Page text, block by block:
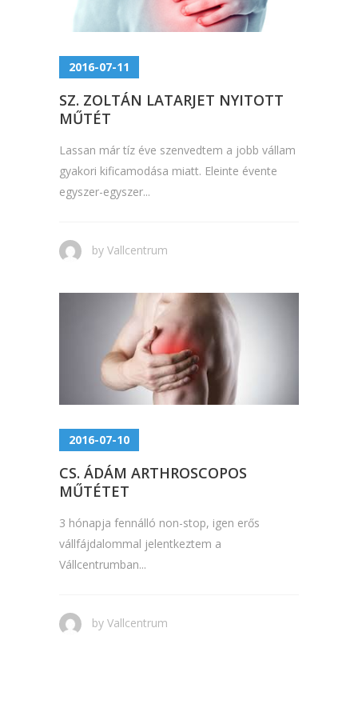
2016-07-11
SZ. ZOLTÁN LATARJET NYITOTT
MŰTÉT
Lassan már tíz éve szenvedtem a jobb vállam
gyakori kificamodása miatt. Eleinte évente
egyszer-egyszer...
by Vallcentrum
2016-07-10
CS. ÁDÁM ARTHROSCOPOS
MŰTÉTET
3 hónapja fennálló non-stop, igen erős
vállfájdalommal jelentkeztem a
Vállcentrumban...
by Vallcentrum